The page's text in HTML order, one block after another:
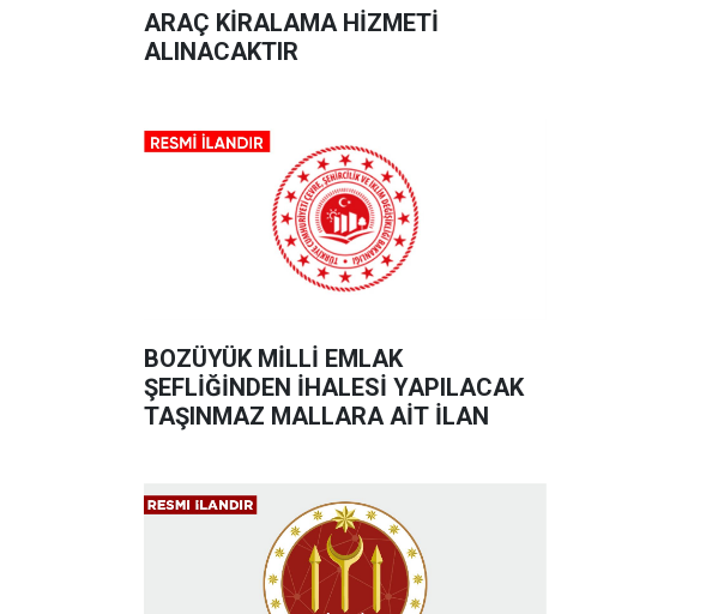
ARAÇ KİRALAMA HİZMETİ
ALINACAKTIR
BOZÜYÜK MİLLİ EMLAK
ŞEFLİĞİNDEN İHALESİ YAPILACAK
TAŞINMAZ MALLARA AİT İLAN